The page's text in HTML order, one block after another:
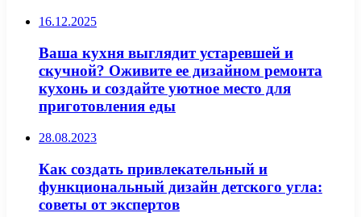
16.12.2025
Ваша кухня выглядит устаревшей и
скучной? Оживите ее дизайном ремонта
кухонь и создайте уютное место для
приготовления еды
28.08.2023
Как создать привлекательный и
функциональный дизайн детского угла:
советы от экспертов